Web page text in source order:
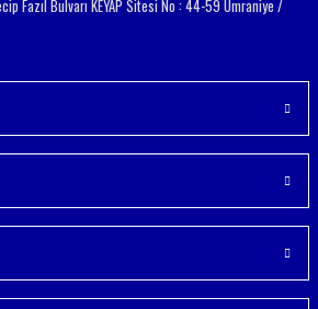
Fazıl Bulvarı KEYAP Sitesi No : 44-59 Ümraniye /